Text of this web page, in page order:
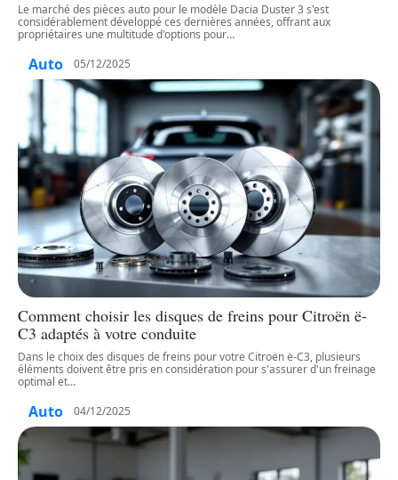
Le marché des pièces auto pour le modèle Dacia Duster 3 s'est
considérablement développé ces dernières années, offrant aux
propriétaires une multitude d'options pour…
Auto 05/12/2025
Comment choisir les disques de freins pour Citroën ë-
C3 adaptés à votre conduite
Dans le choix des disques de freins pour votre Citroën ë-C3, plusieurs
éléments doivent être pris en considération pour s'assurer d'un freinage
optimal et…
Auto 04/12/2025